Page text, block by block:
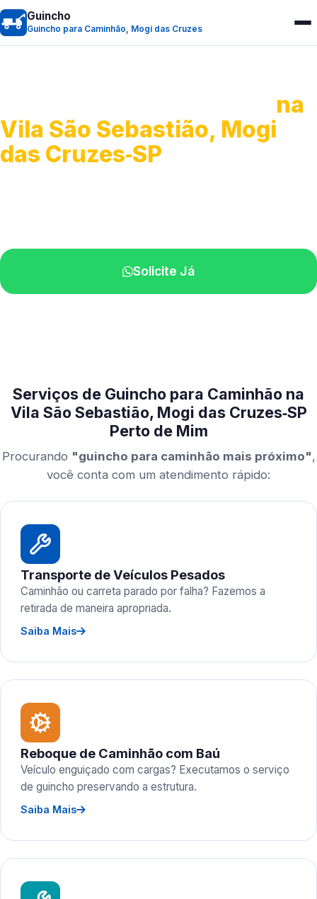
Guincho
Guincho para Caminhão, Mogi das Cruzes
na
Vila São Sebastião, Mogi
das Cruzes‑SP
Solicite Já
Serviços de Guincho para Caminhão na
Vila São Sebastião, Mogi das Cruzes‑SP
Perto de Mim
Procurando "guincho para caminhão mais próximo",
você conta com um atendimento rápido:
Transporte de Veículos Pesados
Caminhão ou carreta parado por falha? Fazemos a
retirada de maneira apropriada.
Saiba Mais
Reboque de Caminhão com Baú
Veículo enguiçado com cargas? Executamos o serviço
de guincho preservando a estrutura.
Saiba Mais